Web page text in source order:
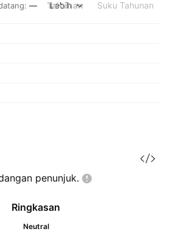
: — Tahunan Suku Tahunan
Lebih
penunjuk.
Ringkasan
Neutral